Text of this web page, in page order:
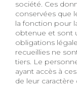
société. Ces données personnelles
conservées que
la fonction pour
obtenue et sont
obligations
recueillies ne sont ni communiquées ni cédées à des
tiers. Le
ayant accès à
de leur caractère